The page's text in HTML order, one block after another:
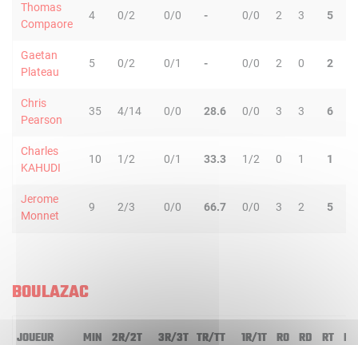
Thomas
Compaore
4 0/2 0/0 - 0/0 2 3 5
Gaetan
Plateau
5 0/2 0/1 - 0/0 2 0 2
Chris
Pearson
35 4/14 0/0 28.6 0/0 3 3 6
Charles
KAHUDI
10 1/2 0/1 33.3 1/2 0 1 1
Jerome
Monnet
9 2/3 0/0 66.7 0/0 3 2 5
BOULAZAC
JOUEUR MIN 2R/2T 3R/3T TR/TT 1R/1T RO RD RT PD